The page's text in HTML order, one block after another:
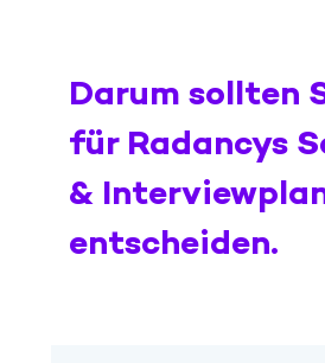
Darum sollten
für Radancys
&
entscheiden.